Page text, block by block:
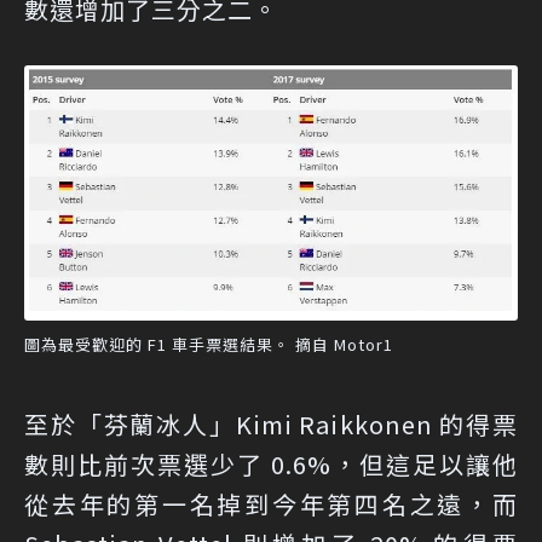
數還增加了三分之二。
圖為最受歡迎的 F1 車手票選結果。 摘自 Motor1
至於「芬蘭冰人」Kimi Raikkonen 的得票
數則比前次票選少了 0.6%，但這足以讓他
從去年的第一名掉到今年第四名之遠，而